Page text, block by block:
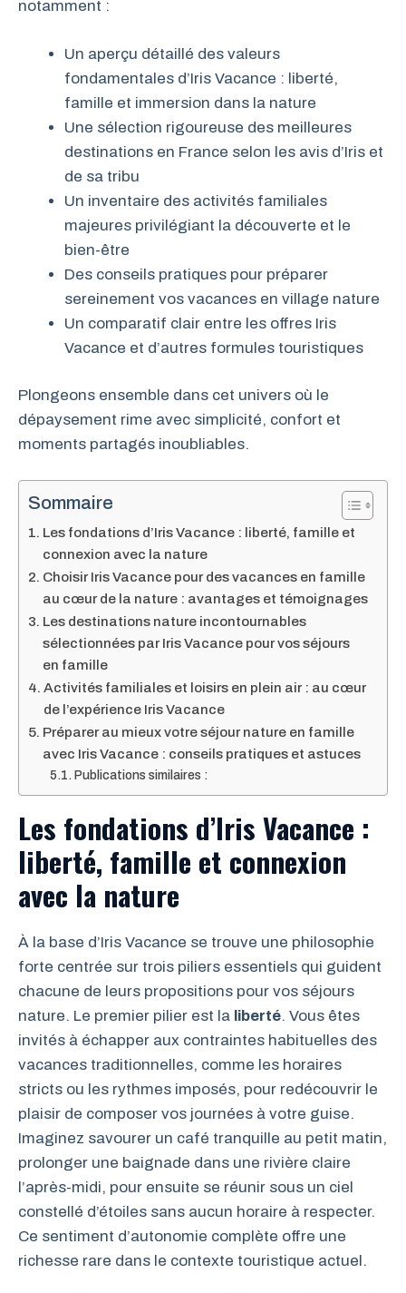
notamment :
Un aperçu détaillé des valeurs
fondamentales d’Iris Vacance : liberté,
famille et immersion dans la nature
Une sélection rigoureuse des meilleures
destinations en France selon les avis d’Iris et
de sa tribu
Un inventaire des activités familiales
majeures privilégiant la découverte et le
bien-être
Des conseils pratiques pour préparer
sereinement vos vacances en village nature
Un comparatif clair entre les offres Iris
Vacance et d’autres formules touristiques
Plongeons ensemble dans cet univers où le
dépaysement rime avec simplicité, confort et
moments partagés inoubliables.
Sommaire
Les fondations d’Iris Vacance : liberté, famille et
connexion avec la nature
Choisir Iris Vacance pour des vacances en famille
au cœur de la nature : avantages et témoignages
Les destinations nature incontournables
sélectionnées par Iris Vacance pour vos séjours
en famille
Activités familiales et loisirs en plein air : au cœur
de l’expérience Iris Vacance
Préparer au mieux votre séjour nature en famille
avec Iris Vacance : conseils pratiques et astuces
Publications similaires :
Les fondations d’Iris Vacance :
liberté, famille et connexion
avec la nature
À la base d’Iris Vacance se trouve une philosophie
forte centrée sur trois piliers essentiels qui guident
chacune de leurs propositions pour vos séjours
nature. Le premier pilier est la liberté. Vous êtes
invités à échapper aux contraintes habituelles des
vacances traditionnelles, comme les horaires
stricts ou les rythmes imposés, pour redécouvrir le
plaisir de composer vos journées à votre guise.
Imaginez savourer un café tranquille au petit matin,
prolonger une baignade dans une rivière claire
l’après-midi, pour ensuite se réunir sous un ciel
constellé d’étoiles sans aucun horaire à respecter.
Ce sentiment d’autonomie complète offre une
richesse rare dans le contexte touristique actuel.